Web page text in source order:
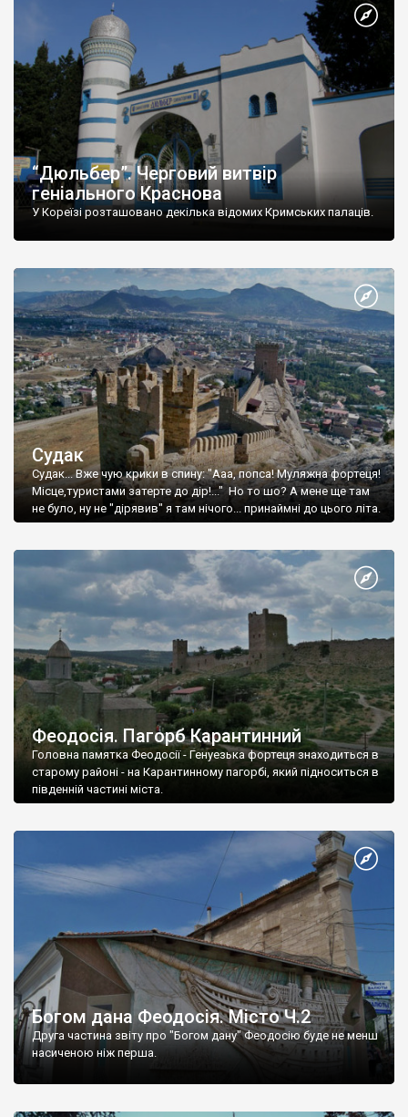
“Дюльбер”. Черговий витвір
геніального Краснова
У Кореїзі розташовано декілька відомих Кримських палаців.
Судак
Судак... Вже чую крики в спину: "Ааа, попса! Муляжна фортеця!
Місце,туристами затерте до дір!..." Но то шо? А мене ще там
не було, ну не "дірявив" я там нічого... принаймні до цього літа.
Феодосія. Пагорб Карантинний
Головна памятка Феодосії - Генуезька фортеця знаходиться в
старому районі - на Карантинному пагорбі, який підноситься в
південній частині міста.
Богом дана Феодосія. Місто Ч.2
Друга частина звіту про "Богом дану" Феодосію буде не менш
насиченою ніж перша.